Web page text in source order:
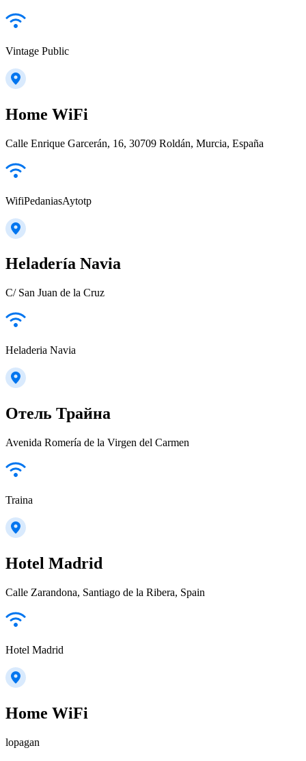
Vintage Public
Home WiFi
Calle Enrique Garcerán, 16, 30709 Roldán, Murcia, España
WifiPedaniasAytotp
Heladería Navia
C/ San Juan de la Cruz
Heladeria Navia
Отель Трайна
Avenida Romería de la Virgen del Carmen
Traina
Hotel Madrid
Calle Zarandona, Santiago de la Ribera, Spain
Hotel Madrid
Home WiFi
lopagan